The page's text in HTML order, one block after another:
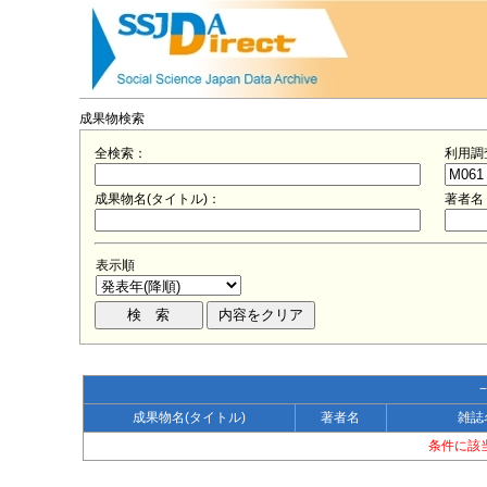
成果物検索
全検索： 利用調
成果物名(タイトル)： 著者名
表示順
成果物名(タイトル)
著者名
雑誌
条件に該